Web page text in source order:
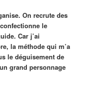
On recrute des
le
Car j’ai
la méthode qui m’a
le déguisement de
grand personnage